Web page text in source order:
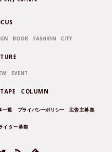
BOOK FASHION CITY
EVENT
COLUMN
一覧 プライバシーポリシー 広告主募集
イター募集